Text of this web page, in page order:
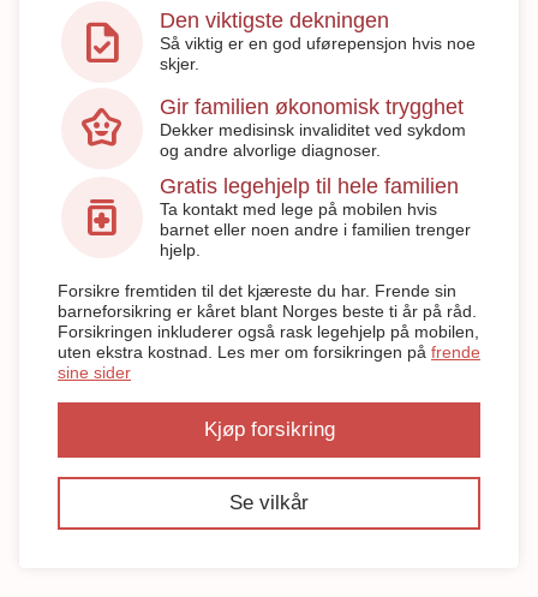
task Den viktigste dekningen
Så viktig er en god uførepensjon hvis noe
skjer.
family_star Gir familien økonomisk trygghet
Dekker medisinsk invaliditet ved sykdom
og andre alvorlige diagnoser.
medication
Gratis legehjelp til hele familien
Ta kontakt med lege på mobilen hvis
barnet eller noen andre i familien trenger
hjelp.
Forsikre fremtiden til det kjæreste du har. Frende sin
barneforsikring er kåret blant Norges beste ti år på råd.
Forsikringen inkluderer også rask legehjelp på mobilen,
uten ekstra kostnad. Les mer om forsikringen på frende
sine sider
Kjøp forsikring
Se vilkår